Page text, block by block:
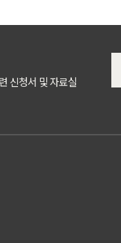
신청서 및 자료실